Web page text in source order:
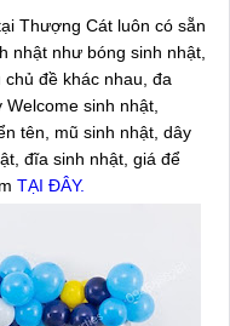
Thượng Cát luôn có sẵn
nhật như bóng sinh nhật,
đề khác nhau, đa
sinh nhật,
tên, mũ sinh nhật, dây
đĩa sinh nhật, giá để
TẠI ĐÂY.